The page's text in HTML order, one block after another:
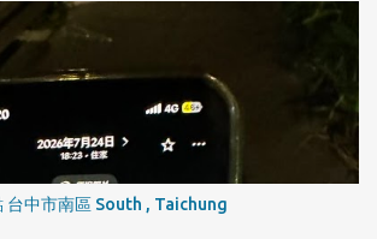
台中市南區 South , Taichung